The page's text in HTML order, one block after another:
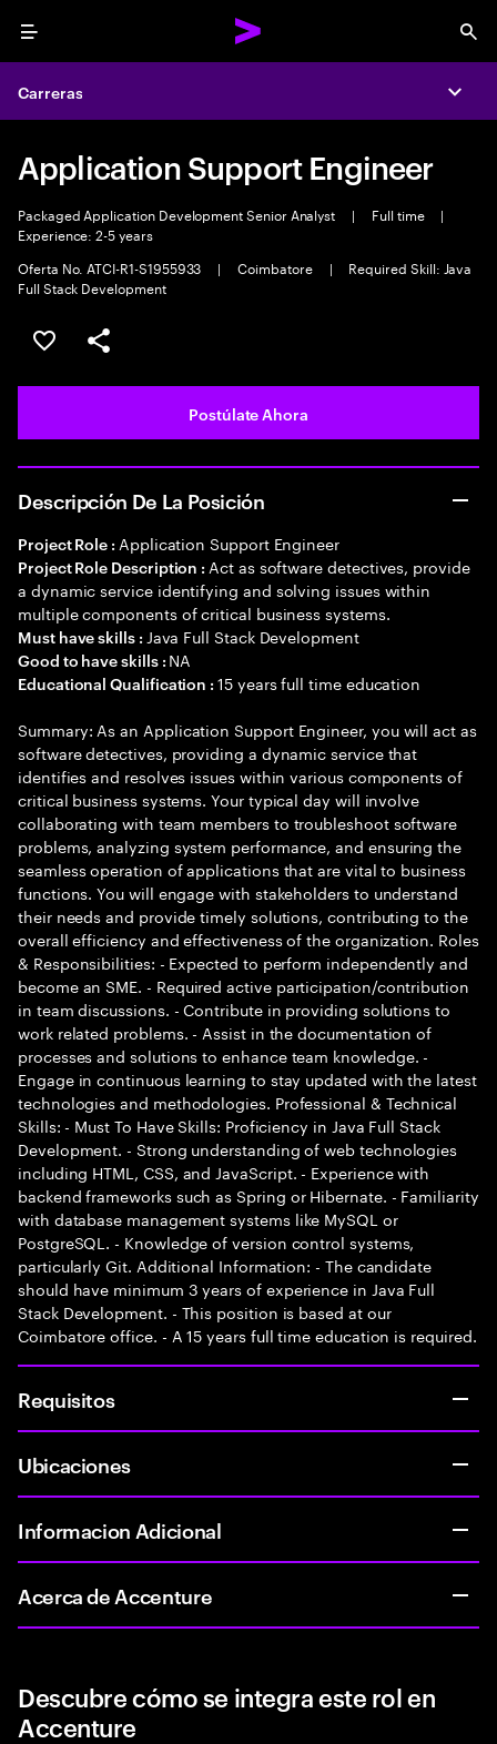
Menu
Carreras
Application Support Engineer
Packaged Application Development Senior Analyst | Full time
|
Experience: 2-5 years
Oferta No. ATCI-R1-S1955933
| Coimbatore |
Required Skill: Java
Full Stack Development
Guardar este empleo
Compartir este empleo
Postúlate Ahora
Descripción De La Posición
Project Role : Application Support Engineer
Project Role Description : Act as software detectives, provide
a dynamic service identifying and solving issues within
multiple components of critical business systems.
Must have skills : Java Full Stack Development
Good to have skills : NA
Educational Qualification :15 years full time education
Summary: As an Application Support Engineer, you will act as
software detectives, providing a dynamic service that
identifies and resolves issues within various components of
critical business systems. Your typical day will involve
collaborating with team members to troubleshoot software
problems, analyzing system performance, and ensuring the
seamless operation of applications that are vital to business
functions. You will engage with stakeholders to understand
their needs and provide timely solutions, contributing to the
overall efficiency and effectiveness of the organization. Roles
& Responsibilities: - Expected to perform independently and
become an SME. - Required active participation/contribution
in team discussions. - Contribute in providing solutions to
work related problems. - Assist in the documentation of
processes and solutions to enhance team knowledge. -
Engage in continuous learning to stay updated with the latest
technologies and methodologies. Professional & Technical
Skills: - Must To Have Skills: Proficiency in Java Full Stack
Development. - Strong understanding of web technologies
including HTML, CSS, and JavaScript. - Experience with
backend frameworks such as Spring or Hibernate. - Familiarity
with database management systems like MySQL or
PostgreSQL. - Knowledge of version control systems,
particularly Git. Additional Information: - The candidate
should have minimum 3 years of experience in Java Full
Stack Development. - This position is based at our
Coimbatore office. - A 15 years full time education is required.
Requisitos
Ubicaciones
Informacion Adicional
Acerca de Accenture
Descubre cómo se integra este rol en
Accenture